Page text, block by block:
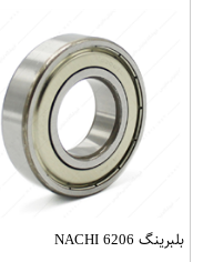
بلبرینگ 6206 NACHI